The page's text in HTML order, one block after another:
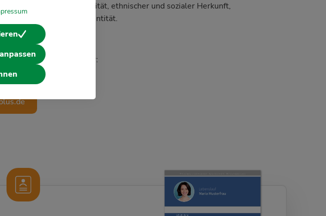
von Geschlecht, Nationalität, ethnischer und sozialer Herkunft,
Orientierung und Identität.
du bei unserem Partner: